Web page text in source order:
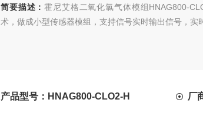
简要描述：霍尼艾格二氧化氯气体模组HNAG800-
术，做成小型传感器模组，支持信号实时输出信号，实
产品型号：HNAG800-CLO2-H 厂